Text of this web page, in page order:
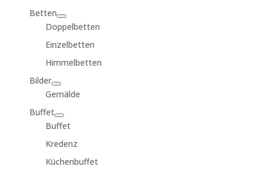
Betten
Doppelbetten
Einzelbetten
Himmelbetten
Bilder
Gemälde
Buffet
Buffet
Kredenz
Küchenbuffet